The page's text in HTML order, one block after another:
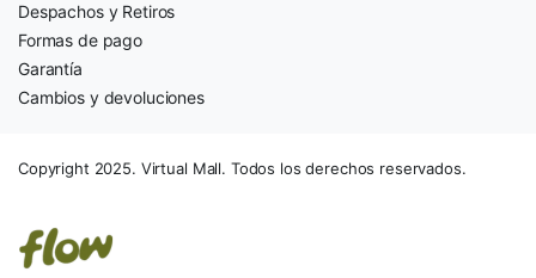
Despachos y Retiros
Formas de pago
Garantía
Cambios y devoluciones
Copyright 2025. Virtual Mall. Todos los derechos reservados.